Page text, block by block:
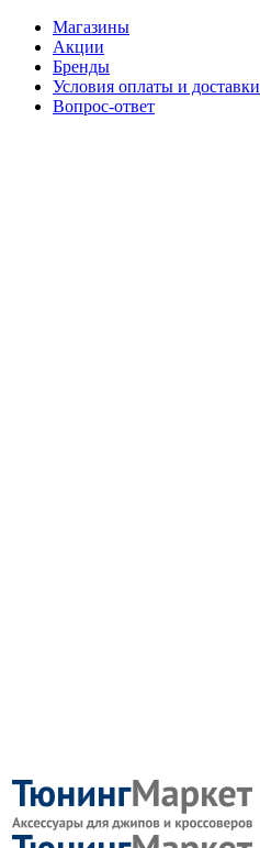
Магазины
Акции
Бренды
Условия оплаты и доставки
Вопрос-ответ